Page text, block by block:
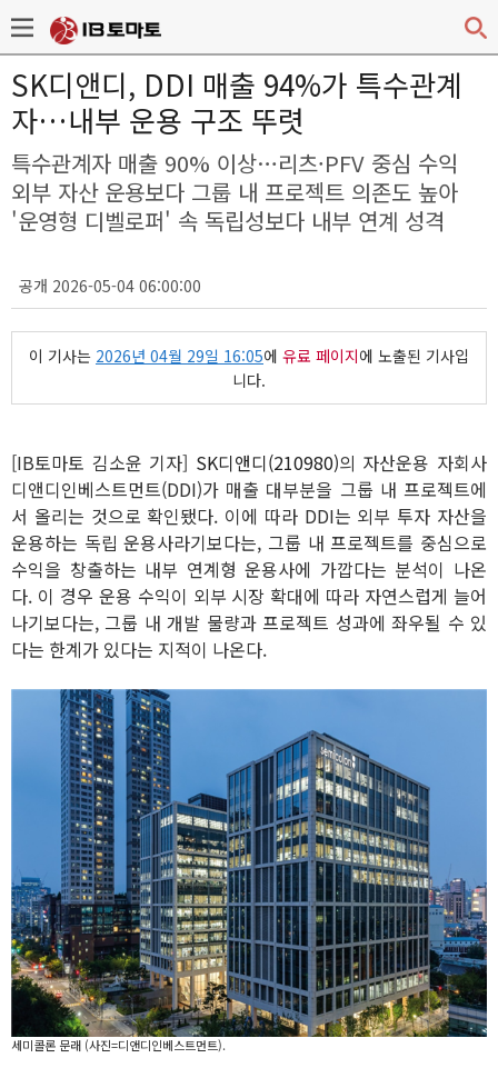
SK디앤디, DDI 매출 94%가 특수관계
자…내부 운용 구조 뚜렷
특수관계자 매출 90% 이상…리츠·PFV 중심 수익
외부 자산 운용보다 그룹 내 프로젝트 의존도 높아
'운영형 디벨로퍼' 속 독립성보다 내부 연계 성격
공개 2026-05-04 06:00:00
이 기사는 2026년 04월 29일 16:05에 유료 페이지에 노출된 기사입
니다.
[IB토마토 김소윤 기자] SK디앤디(210980)의 자산운용 자회사
디앤디인베스트먼트(DDI)가 매출 대부분을 그룹 내 프로젝트에
서 올리는 것으로 확인됐다. 이에 따라 DDI는 외부 투자 자산을
운용하는 독립 운용사라기보다는, 그룹 내 프로젝트를 중심으로
수익을 창출하는 내부 연계형 운용사에 가깝다는 분석이 나온
다. 이 경우 운용 수익이 외부 시장 확대에 따라 자연스럽게 늘어
나기보다는, 그룹 내 개발 물량과 프로젝트 성과에 좌우될 수 있
다는 한계가 있다는 지적이 나온다.
세미콜론 문래 (사진=디앤디인베스트먼트).